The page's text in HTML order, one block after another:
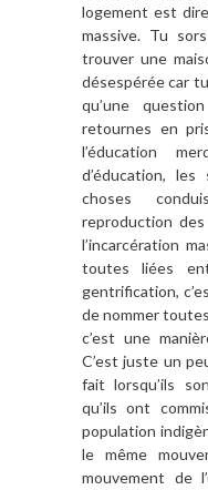
logement est
massive. Tu
trouver une
désespérée car tu
qu’une
retournes en
l’éducation
d’éducation,
choses
reproduction
l’incarcération
toutes liées
gentrification,
de nommer
c’est une
C’est juste un
fait lorsqu’ils
qu’ils ont
population
le même
mouvement de